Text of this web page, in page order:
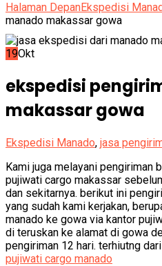
Halaman DepanEkspedisi
manado makassar gowa
19Okt
ekspedisi
makassar gowa
Ekspedisi Manado, jasa
Kami juga melayani pengiriman
pujiwati cargo makassar
dan sekitarnya. berikut ini
yang sudah kami kerjakan,
manado ke gowa via kantor
di teruskan ke alamat di gowa
pengiriman 12 hari. terhiutng
pujiwati cargo manado